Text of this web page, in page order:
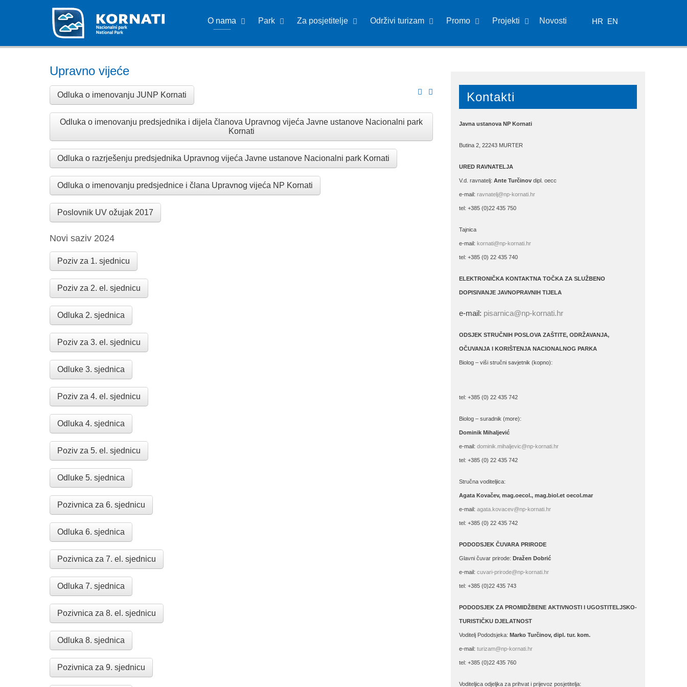
O nama Park Za posjetitelje Održivi turizam Promo Projekti Novosti HR EN
Upravno vijeće
Odluka o imenovanju JUNP Kornati
Odluka o imenovanju predsjednika i dijela članova Upravnog vijeća Javne ustanove Nacionalni park
Kornati
Odluka o razrješenju predsjednika Upravnog vijeća Javne ustanove Nacionalni park Kornati
Odluka o imenovanju predsjednice i člana Upravnog vijeća NP Kornati
Poslovnik UV ožujak 2017
Novi saziv 2024
Poziv za 1. sjednicu
Poziv za 2. el. sjednicu
Odluka 2. sjednica
Poziv za 3. el. sjednicu
Odluke 3. sjednica
Poziv za 4. el. sjednicu
Odluka 4. sjednica
Poziv za 5. el. sjednicu
Odluke 5. sjednica
Pozivnica za 6. sjednicu
Odluka 6. sjednica
Pozivnica za 7. el. sjednicu
Odluka 7. sjednica
Pozivnica za 8. el. sjednicu
Odluka 8. sjednica
Pozivnica za 9. sjednicu
Kontakti
Javna ustanova NP Kornati
Butina 2, 22243 MURTER
URED RAVNATELJA
V.d. ravnatelj: Ante Turčinov dipl. oecc
e-mail: ravnatelj@np-kornati.hr
tel: +385 (0)22 435 750
Tajnica
e-mail: kornati@np-kornati.hr
tel: +385 (0) 22 435 740
ELEKTRONIČKA KONTAKTNA TOČKA ZA SLUŽBENO
DOPISIVANJE JAVNOPRAVNIH TIJELA
e-mail: pisarnica@np-kornati.hr
ODSJEK STRUČNIH POSLOVA ZAŠTITE, ODRŽAVANJA,
OČUVANJA I KORIŠTENJA NACIONALNOG PARKA
Biolog – viši stručni savjetnik (kopno):
tel: +385 (0) 22 435 742
Biolog – suradnik (more):
Dominik Mihaljević
e-mail: dominik.mihaljevic@np-kornati.hr
tel: +385 (0) 22 435 742
Stručna voditeljica:
Agata Kovačev, mag.oecol., mag.biol.et oecol.mar
e-mail: agata.kovacev@np-kornati.hr
tel: +385 (0) 22 435 742
PODODSJEK ČUVARA PRIRODE
Glavni čuvar prirode: Dražen Dobrić
e-mail: cuvari-prirode@np-kornati.hr
tel: +385 (0)22 435 743
PODODSJEK ZA PROMIDŽBENE AKTIVNOSTI I UGOSTITELJSKO-
TURISTIČKU DJELATNOST
Voditelj Pododsjeka: Marko Turčinov, dipl. tur. kom.
e-mail: turizam@np-kornati.hr
tel: +385 (0)22 435 760
Voditeljica odjeljka za prihvat i prijevoz posjetitelja: